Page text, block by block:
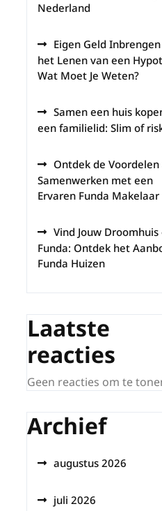
Nederland
Eigen Geld
het Lenen van een
Wat Moet Je Weten?
Samen een huis
een familielid: Slim of
Ontdek de Voordelen
Samenwerken met een
Ervaren Funda Makelaar
Vind Jouw Droomhuis
Funda: Ontdek het
Funda Huizen
Laatste
reacties
Geen reacties om te
Archief
augustus 2026
juli 2026